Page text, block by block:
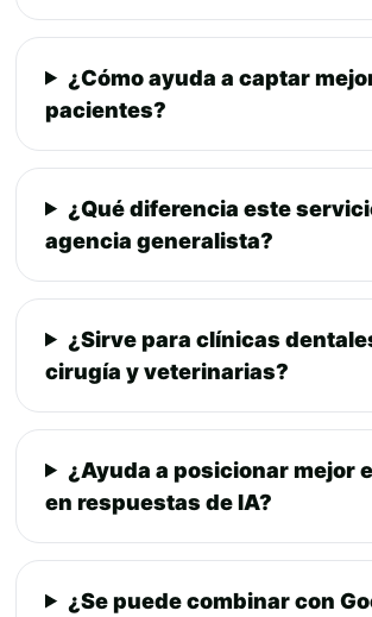
¿Cómo ayuda a captar
pacientes?
¿Qué diferencia este
agencia generalista?
¿Sirve para clínicas
cirugía y veterinarias?
¿Ayuda a posicionar mejor
en respuestas de IA?
¿Se puede combinar con